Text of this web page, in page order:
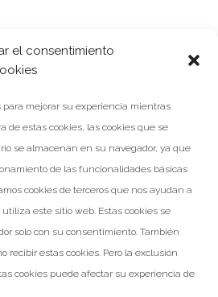
el consentimiento
mejorar su experiencia mientras
de estas cookies, las cookies que se
se almacenan en su navegador, ya que
de las funcionalidades básicas
cookies de terceros que nos ayudan a
este sitio web. Estas cookies se
solo con su consentimiento. También
recibir estas cookies. Pero la exclusión
cookies puede afectar su experiencia de
NOTICIA SIGUIENTE